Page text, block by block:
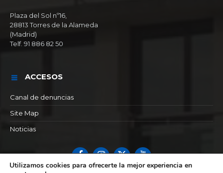
Plaza del Sol nº16,
28813 Torres de la Alameda
(Madrid)
Telf. 91 886 82 50
ACCESOS
Canal de denuncias
Site Map
Noticias
FacebookInstagram
X YouTube
Utilizamos cookies para ofrecerte la mejor experiencia en